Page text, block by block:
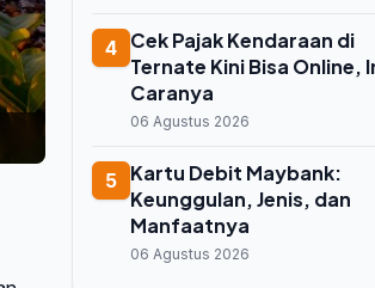
4 Cek Pajak Kendaraan di
Ternate Kini Bisa Online,
Caranya
06 Agustus 2026
5 Kartu Debit Maybank:
Keunggulan, Jenis, dan
Manfaatnya
06 Agustus 2026